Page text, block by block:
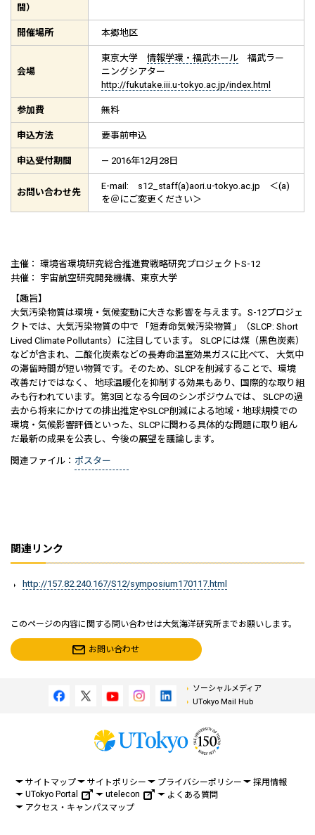
間）
開催場所 本郷地区
会場
東京大学 情報学環・福武ホール福武ラー
ニングシアター
http://fukutake.iii.u-tokyo.ac.jp/index.html
参加費 無料
申込方法 要事前申込
申込受付期間 — 2016年12月28日
お問い合わせ先
E-mail: s12_staff(a)aori.u-tokyo.ac.jp ＜(a)
を＠にご変更ください＞
主催： 環境省環境研究総合推進費戦略研究プロジェクトS-12
共催： 宇宙航空研究開発機構、東京大学
【趣旨】
大気汚染物質は環境・気候変動に大きな影響を与えます。S-12プロジェ
クトでは、大気汚染物質の中で 「短寿命気候汚染物質」（SLCP: Short
Lived Climate Pollutants）に注目しています。 SLCPには煤（黒色炭素）
などが含まれ、二酸化炭素などの長寿命温室効果ガスに比べて、 大気中
の滞留時間が短い物質です。そのため、SLCPを削減することで、環境
改善だけではなく、 地球温暖化を抑制する効果もあり、国際的な取り組
みも行われています。第3回となる今回のシンポジウムでは、 SLCPの過
去から将来にかけての排出推定やSLCP削減による地域・地球規模での
環境・気候影響評価といった、SLCPに関わる具体的な問題に取り組ん
だ最新の成果を公表し、今後の展望を議論します。
関連ファイル： ポスター
関連リンク
http://157.82.240.167/S12/symposium170117.html
このページの内容に関する問い合わせは大気海洋研究所までお願いします。
お問い合わせ
ソーシャルメディア
UTokyo Mail Hub
サイトマップ サイトポリシー プライバシーポリシー
採用情報
UTokyo Portal
utelecon
よくある質問
アクセス・キャンパスマップ